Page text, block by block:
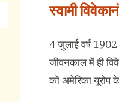
स्वामी
4 जुलाई वर्ष
जीवनकाल में ही
को अमेरिका यूरोप